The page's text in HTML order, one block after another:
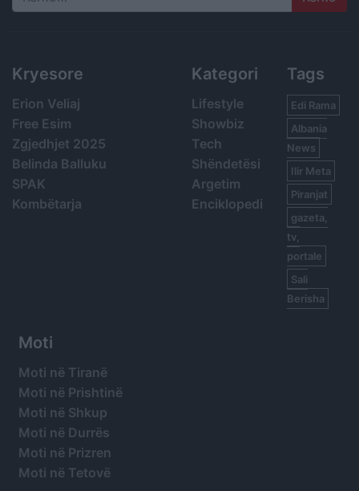
Search
Kryesore
Erion Veliaj
Free Esim
Zgjedhjet 2025
Belinda Balluku
SPAK
Kombëtarja
Kategori
Lifestyle
Showbiz
Tech
Shëndetësi
Argetim
Enciklopedi
Tags
Edi Rama
Albania
News
Ilir Meta
Piranjat
gazeta,
tv,
portale
Sali
Berisha
Moti
Moti në Tiranë
Moti në Prishtinë
Moti në Shkup
Moti në Durrës
Moti në Prizren
Moti në Tetovë